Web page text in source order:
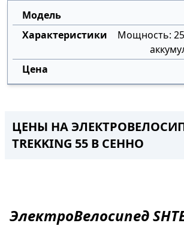
Мощность:
ЦЕНЫ НА
TREKKING 55 В СЕННО
ЭлектроВелосипед